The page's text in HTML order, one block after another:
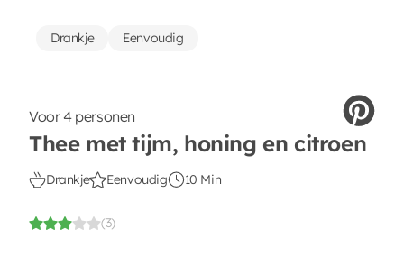
Voor 4 personen
Thee met tijm, honing en citroen
Drankje Eenvoudig 10 Min
(3)
Drankje Eenvoudig